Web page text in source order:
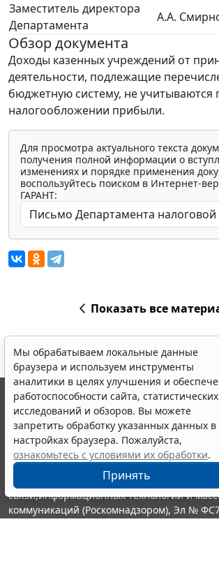
Заместитель директора
Департамента
А.А.
Обзор документа
Доходы казенных учреждений от
деятельности, подлежащие
бюджетную систему, не учитываются
налогообложении прибыли.
Для просмотра актуального текста
получения полной информации о
изменениях и порядке применения
воспользуйтесь поиском в Интернет-
ГАРАНТ:
Показать все
Мы обрабатываем локальные данные
браузера и используем инструменты
аналитики в целях улучшения и
работоспособности сайта, статистических
исследований и обзоров. Вы можете
запретить обработку указанных данных в
настройках браузера. Пожалуйста,
ознакомьтесь с условиями их обработки.
Принять
© ООО "НПП "ГАРАНТ-СЕРВИС", 2026.
выпускается с 1990 года. Компания
являются участниками Российской
информации ГАРАНТ.
Портал ГАРАНТ.РУ зарегистрирован в
издания Федеральной службой по
связи,информационных технологий и
коммуникаций (Роскомнадзором), Эл №